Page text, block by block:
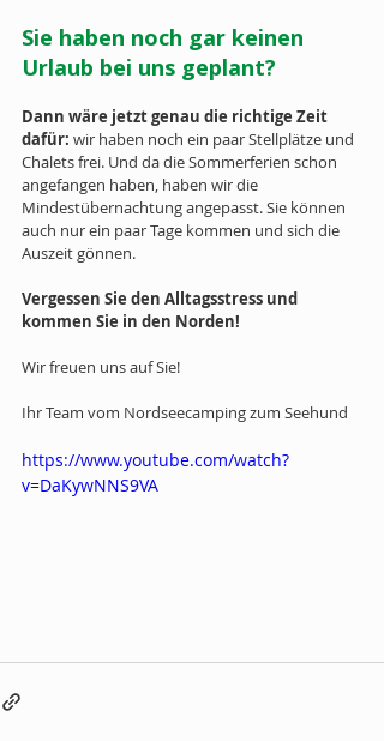
Sie haben noch gar keinen
Urlaub bei uns geplant?
Dann wäre jetzt genau die richtige Zeit
dafür: wir haben noch ein paar Stellplätze und
Chalets frei. Und da die Sommerferien schon
angefangen haben, haben wir die
Mindestübernachtung angepasst. Sie können
auch nur ein paar Tage kommen und sich die
Auszeit gönnen.
Vergessen Sie den Alltagsstress und
kommen Sie in den Norden!
Wir freuen uns auf Sie!
Ihr Team vom Nordseecamping zum Seehund
https://www.youtube.com/watch?
v=DaKywNNS9VA